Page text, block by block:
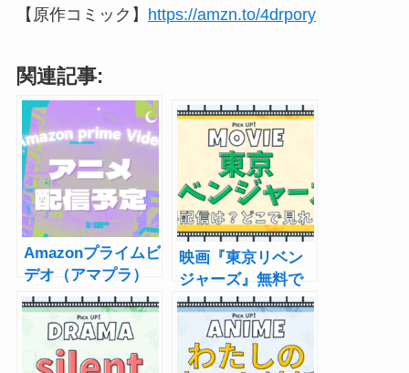
【原作コミック】 https://amzn.to/4drpory
関連記事:
Amazonプライムビ
デオ（アマプラ）
で配信予定のアニ
メ一覧【2025年最
新】｜新着・配信
中
映画『東京リベン
ジャーズ』無料で
見る方法 動画配
信サービス・キャ
スト・あらすじ